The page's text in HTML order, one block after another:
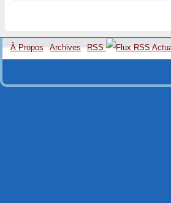
À Propos Archives RSS